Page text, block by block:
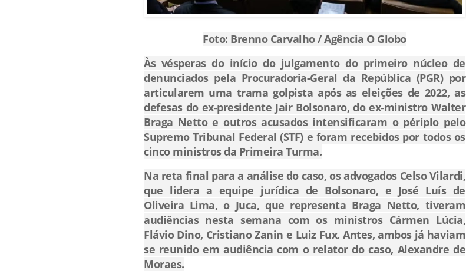
Foto: Brenno Carvalho / Agência O Globo
Às vésperas do início do julgamento do primeiro núcleo de
denunciados pela Procuradoria-Geral da República (PGR) por
articularem uma trama golpista após as eleições de 2022, as
defesas do ex-presidente Jair Bolsonaro, do ex-ministro Walter
Braga Netto e outros acusados intensificaram o périplo pelo
Supremo Tribunal Federal (STF) e foram recebidos por todos os
cinco ministros da Primeira Turma.
Na reta final para a análise do caso, os advogados Celso Vilardi,
que lidera a equipe jurídica de Bolsonaro, e José Luís de
Oliveira Lima, o Juca, que representa Braga Netto, tiveram
audiências nesta semana com os ministros Cármen Lúcia,
Flávio Dino, Cristiano Zanin e Luiz Fux. Antes, ambos já haviam
se reunido em audiência com o relator do caso, Alexandre de
Moraes.